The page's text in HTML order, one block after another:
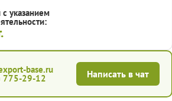
указанием
base.ru
775-29-12 Написать в чат